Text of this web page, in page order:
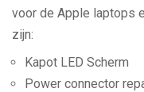
voor de Apple laptops
zijn:
Kapot LED Scherm
Power connector